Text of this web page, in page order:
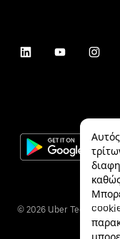
© 2026 Uber